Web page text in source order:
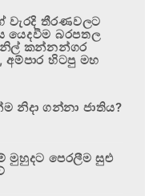
වැරදි තීරණවලට
යෙදවීම බරපතල
කන්නන්ගර
හිටපු මහ
නිදා ගන්නා ජාතිය?
මුහුදට පෙරලීම සුළු